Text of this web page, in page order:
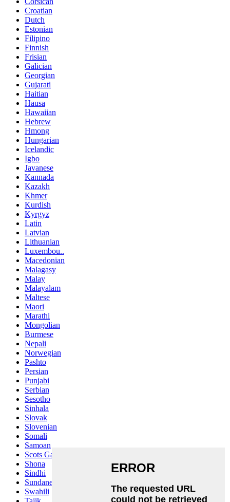
Croatian
Dutch
Estonian
Filipino
Finnish
Frisian
Galician
Georgian
Gujarati
Haitian
Hausa
Hawaiian
Hebrew
Hmong
Hungarian
Icelandic
Igbo
Javanese
Kannada
Kazakh
Khmer
Kurdish
Kyrgyz
Latin
Latvian
Lithuanian
Luxembou..
Macedonian
Malagasy
Malay
Malayalam
Maltese
Maori
Marathi
Mongolian
Burmese
Nepali
Norwegian
Pashto
Persian
Punjabi
Serbian
Sesotho
Sinhala
Slovak
Slovenian
Somali
Samoan
Scots Gaelic
Shona
Sindhi
Sundanese
Swahili